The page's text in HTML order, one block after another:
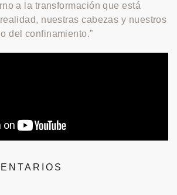
a la transformación que está
nuestras cabezas y nuestros
del confinamiento.”